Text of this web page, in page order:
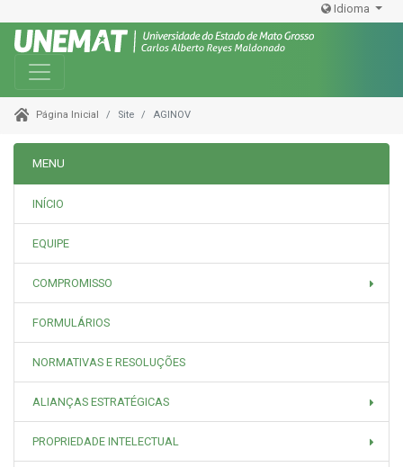
Idioma
Toggle navigation
Página Inicial Site AGINOV
MENU
INÍCIO
EQUIPE
COMPROMISSO
FORMULÁRIOS
NORMATIVAS E RESOLUÇÕES
ALIANÇAS ESTRATÉGICAS
PROPRIEDADE INTELECTUAL